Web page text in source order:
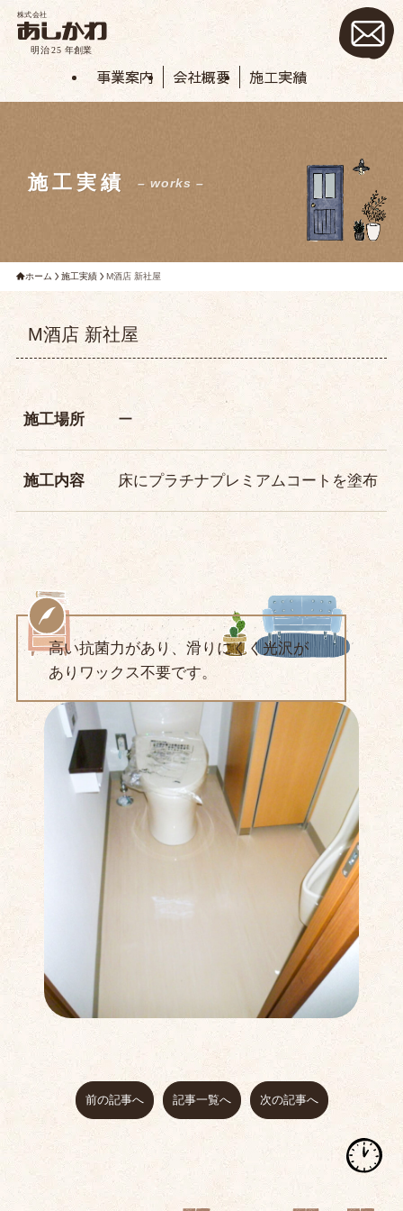
事業案内 会社概要 施工実績
施工実績 – works –
ホーム 施工実績 M酒店 新社屋
M酒店 新社屋
施工場所 ー
施工内容 床にプラチナプレミアムコートを塗布
高い抗菌力があり、滑りにくく光沢が
ありワックス不要です。
前の記事へ 記事一覧へ 次の記事へ